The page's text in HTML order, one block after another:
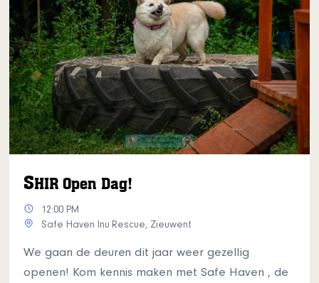
SHIR Open Dag!
12:00 PM
Safe Haven Inu Rescue, Zieuwent
We gaan de deuren dit jaar weer gezellig
openen! Kom kennis maken met Safe Haven , de